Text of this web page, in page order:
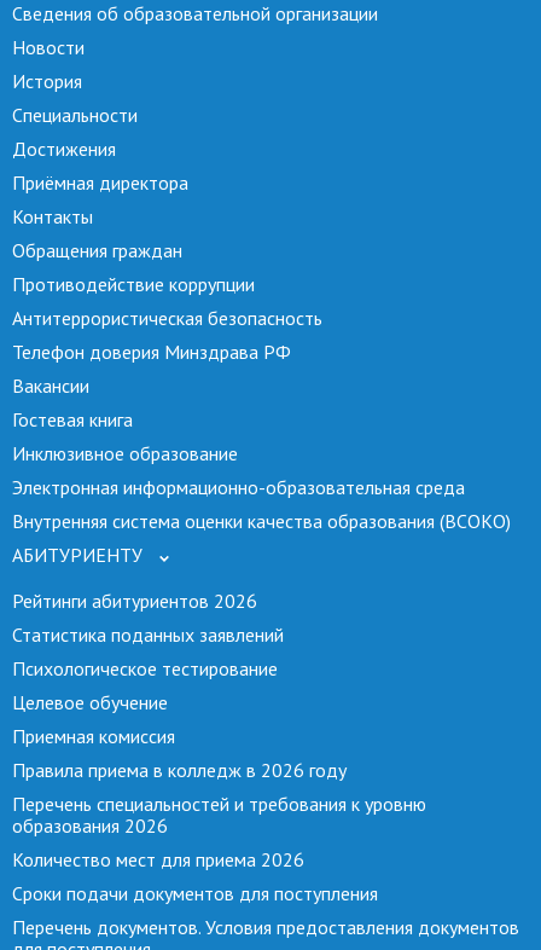
Сведения об образовательной организации
Новости
История
Специальности
Достижения
Приёмная директора
Контакты
Обращения граждан
Противодействие коррупции
Антитеррористическая безопасность
Телефон доверия Минздрава РФ
Вакансии
Гостевая книга
Инклюзивное образование
Электронная информационно-образовательная среда
Внутренняя система оценки качества образования (ВСОКО)
АБИТУРИЕНТУ
Рейтинги абитуриентов 2026
Статистика поданных заявлений
Психологическое тестирование
Целевое обучение
Приемная комиссия
Правила приема в колледж в 2026 году
Перечень специальностей и требования к уровню
образования 2026
Количество мест для приема 2026
Сроки подачи документов для поступления
Перечень документов. Условия предоставления документов